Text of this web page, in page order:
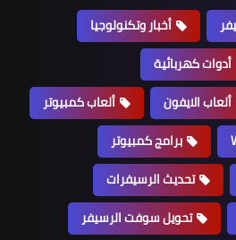
أخبار وتكنولوجيا
أدوات كهربائية
ألعاب الايفون
ألعاب كمبيوتر
برامج كمبيوتر
تحديث الرسيفرات
تحويل سوفت الرسيفر